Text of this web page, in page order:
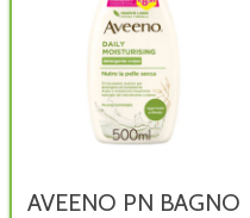
AVEENO PN BAGNO